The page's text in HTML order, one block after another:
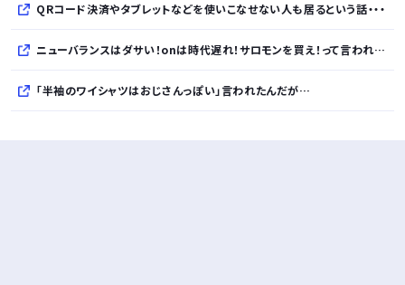
QRコード決済やタブレットなどを使いこなせない人も居るという話・・・
ニューバランスはダサい！onは時代遅れ！サロモンを買え！って言われたから買ったんやが
「半袖のワイシャツはおじさんっぽい」言われたんだが…